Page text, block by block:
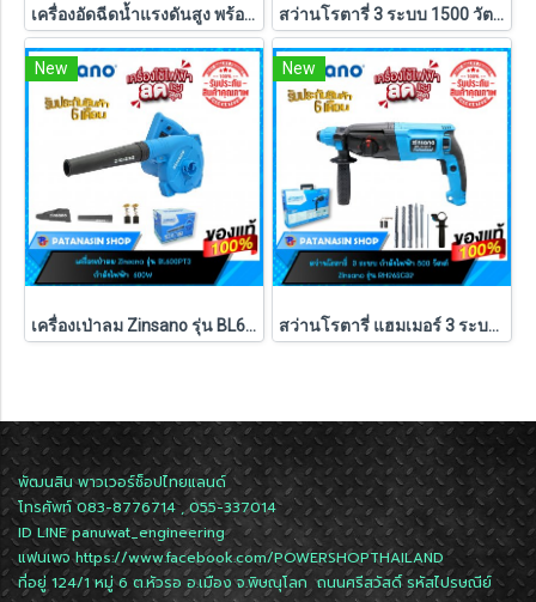
เครื่องอัดฉีดน้ำแรงดันสูง พร้อมรถเข็น 130 บาร์ 1200 วัตต์ ZINSANO รุ่น PR1301 (INDUCTION MOTOR) สว่านโรตารี่ 3 ระบบ 1500 วัตต์ Zinsano รุ่น RH32SA3 (รับประกัน 6 เดือน)
New
เครื่องเป่าลม Zinsano รุ่น BL600PT3 600W ของแท้ประกันศูนย์ 6 เดือน
New
สว่านโรตารี่ แฮมเมอร์ 3 ระบบ 800 วัตต์ Zinsano รุ่น RH26SC32 (ถอดหัวไม่ได้)(รับประกัน 6 เดือน)
พัฒนสิน พาวเวอร์ช็อปไทยแลนด์
โทรศัพท์ 083-8776714 , 055-337014
ID LINEpanuwat_engineering
แฟนเพจhttps://www.facebook.com/POWERSHOPTHAILAND
ที่อยู่ 124/1 หมู่ 6 ต.หัวรอ อ.เมือง จ.พิษณุโลก ถนนศรีสวัสดิ์ รหัสไปรษณีย์